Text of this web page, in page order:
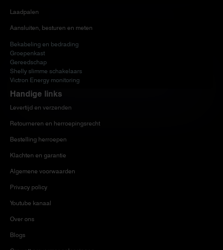
Laadpalen
Aansluiten, besturen en meten
Bekabeling en bedrading
Groepenkast
Gereedschap
Shelly slimme schakelaars
Victron Energy monitoring
Handige links
Levertijd en verzenden
Retourneren en herroepingsrecht
Bestelling herroepen
Klachten en garantie
Algemene voorwaarden
Privacy policy
Youtube kanaal
Over ons
Blogs